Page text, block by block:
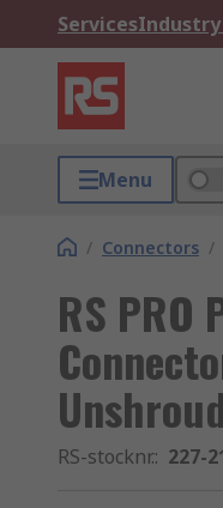
ServicesIndustry
Menu
/ Connectors /
RS PRO
RS-stocknr.: 227-